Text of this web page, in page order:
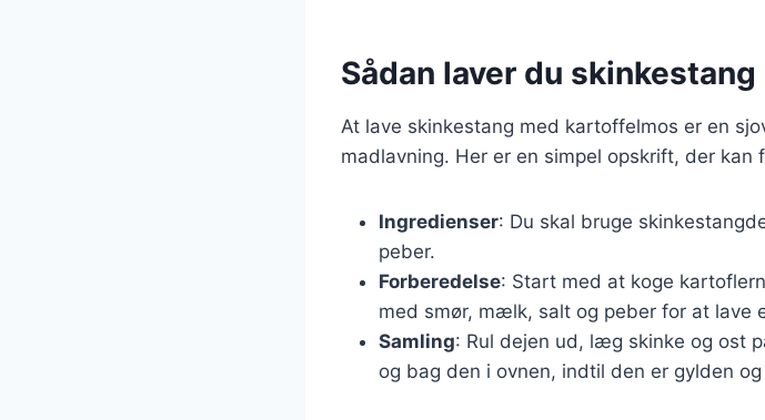
Sådan laver du
At lave skinkestang med kartoffelmos er en
madlavning. Her er en simpel opskrift, der
Ingredienser: Du skal bruge
peber.
Forberedelse: Start med at koge
med smør, mælk, salt og peber for at lave
Samling: Rul dejen ud, læg skinke og ost
og bag den i ovnen, indtil den er gylden